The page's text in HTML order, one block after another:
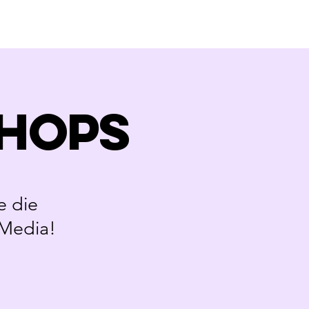
die